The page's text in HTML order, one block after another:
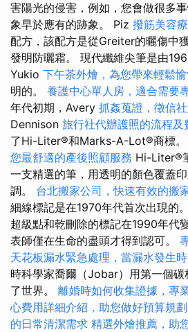
害陽光的侵害，例如，您會做很多
象早於應有的跡象。 Piz 撥筋美容
配方，該配方是從Greiter的曬傷中
發明防曬霜。 現代纖維尖筆是由
Yukio 下午茶外燴，為您帶來輕鬆
明的。 養護中心單人房，適合需要
年代初期，Avery 抓姦蒐證，徵信
Dennison 旅行社代辦護照的流程及
了Hi-Liter®和Marks-A-Lot®商標。
您最舒適的產後照顧服務 Hi-Liter®
一支精選的筆，用透明的顏色覆蓋
調。 台北搬家公司，快速有效的搬
細線標記是在1970年代首次出現的。
超級點和乾刪除的標記在1990年代
表師僅在生命的盡頭才得到認可。
天花板漏水緊急處理，當漏水發生
時科學家喬爾（Jobar）用第一個
了世界。 離婚時如何收集證據，專
心費用詳細介紹，助您做好預算規劃
的日常清潔需求 精選外燴推薦，助